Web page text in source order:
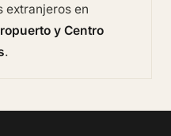
extranjeros en
y Centro
.